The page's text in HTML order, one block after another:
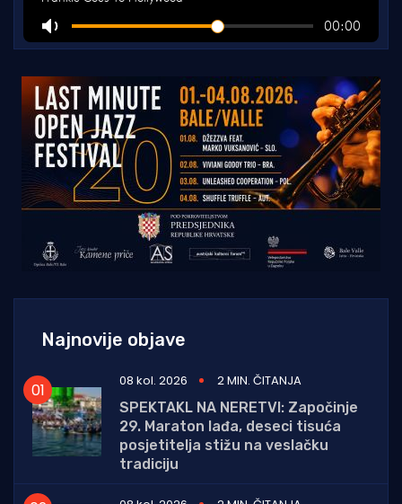
Najnovije objave
08 kol. 2026
2 MIN. ČITANJA
SPEKTAKL NA NERETVI: Započinje
29. Maraton lađa, deseci tisuća
posjetitelja stižu na veslačku
tradiciju